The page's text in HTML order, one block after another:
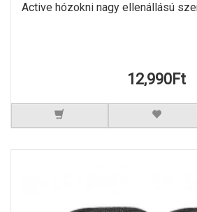
Active hózokni nagy ellenállású
12,990Ft